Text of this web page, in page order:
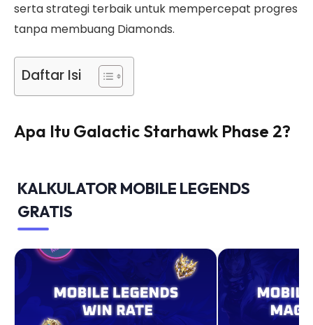
serta strategi terbaik untuk mempercepat progres
tanpa membuang Diamonds.
Daftar Isi
Apa Itu Galactic Starhawk Phase 2?
KALKULATOR MOBILE LEGENDS
GRATIS